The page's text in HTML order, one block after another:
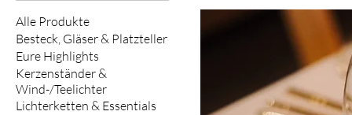
Alle Produkte
Besteck, Gläser & Platzteller
Eure Highlights
Kerzenständer &
Wind-/Teelichter
Lichterketten & Essentials